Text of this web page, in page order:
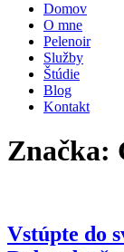
Domov
O mne
Pelenoir
Služby
Štúdie
Blog
Kontakt
Značka:
Vstúpte do